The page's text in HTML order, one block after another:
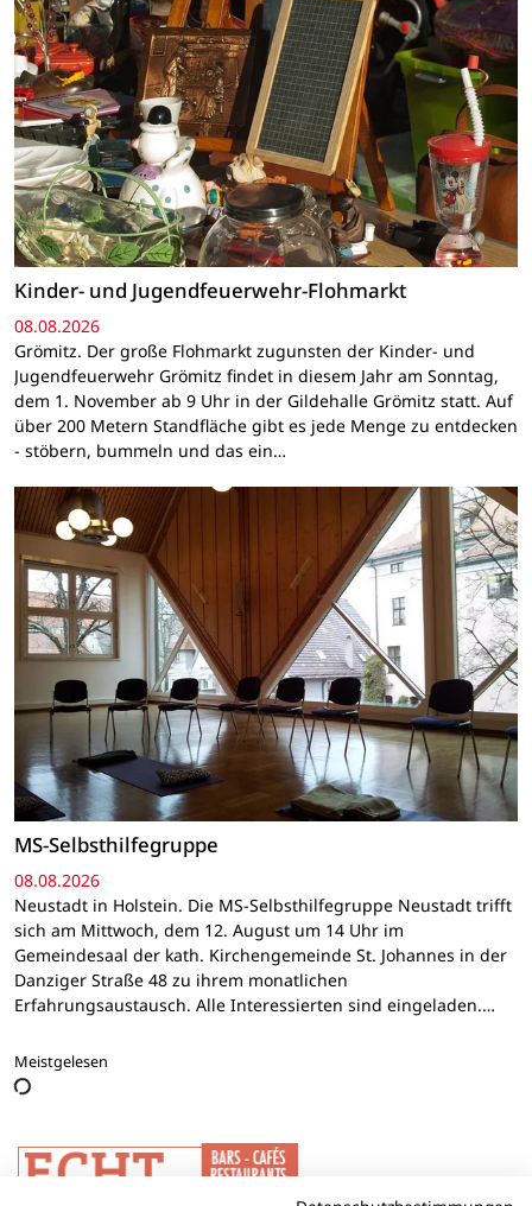
Kinder- und Jugendfeuerwehr-Flohmarkt
08.08.2026
Grömitz. Der große Flohmarkt zugunsten der Kinder- und
Jugendfeuerwehr Grömitz findet in diesem Jahr am Sonntag,
dem 1. November ab 9 Uhr in der Gildehalle Grömitz statt. Auf
über 200 Metern Standfläche gibt es jede Menge zu entdecken
- stöbern, bummeln und das ein…
MS-Selbsthilfegruppe
08.08.2026
Neustadt in Holstein. Die MS-Selbsthilfegruppe Neustadt trifft
sich am Mittwoch, dem 12. August um 14 Uhr im
Gemeindesaal der kath. Kirchengemeinde St. Johannes in der
Danziger Straße 48 zu ihrem monatlichen
Erfahrungsaustausch. Alle Interessierten sind eingeladen.…
Meistgelesen